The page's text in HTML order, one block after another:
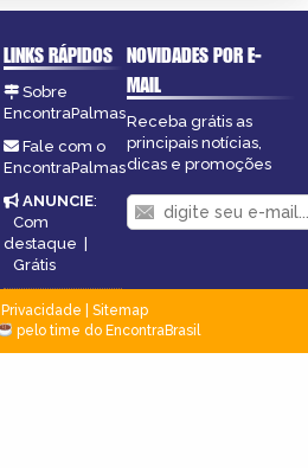
LINKS RÁPIDOS
Sobre
EncontraPalmas
Fale com o
EncontraPalmas
ANUNCIE:
Com
destaque
Grátis
NOVIDADES POR E-
MAIL
Receba grátis as
principais notícias,
dicas e promoções
Privacidade
Sitemap
pelo time do EncontraBrasil